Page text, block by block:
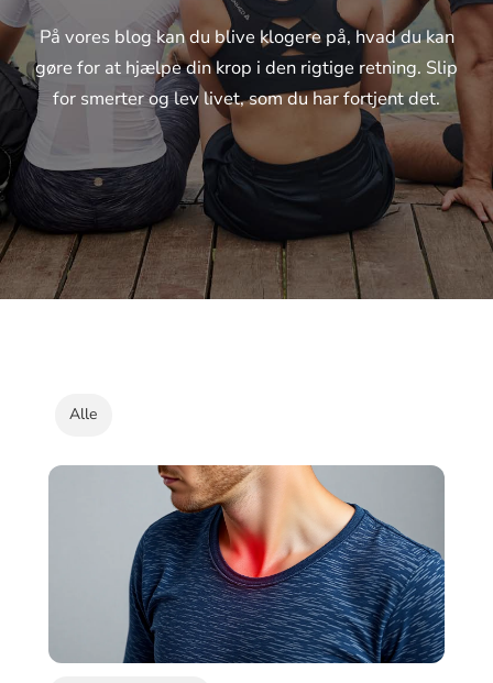
På vores blog kan du blive klogere på, hvad du kan
gøre for at hjælpe din krop i den rigtige retning. Slip
for smerter og lev livet, som du har fortjent det.
Alle